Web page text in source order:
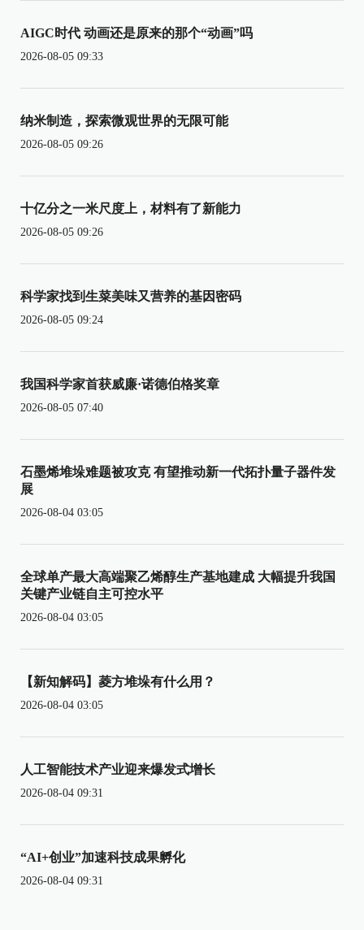
AIGC时代 动画还是原来的那个“动画”吗
2026-08-05 09:33
纳米制造，探索微观世界的无限可能
2026-08-05 09:26
十亿分之一米尺度上，材料有了新能力
2026-08-05 09:26
科学家找到生菜美味又营养的基因密码
2026-08-05 09:24
我国科学家首获威廉·诺德伯格奖章
2026-08-05 07:40
石墨烯堆垛难题被攻克 有望推动新一代拓扑量子器件发
展
2026-08-04 03:05
全球单产最大高端聚乙烯醇生产基地建成 大幅提升我国
关键产业链自主可控水平
2026-08-04 03:05
【新知解码】菱方堆垛有什么用？
2026-08-04 03:05
人工智能技术产业迎来爆发式增长
2026-08-04 09:31
“AI+创业”加速科技成果孵化
2026-08-04 09:31